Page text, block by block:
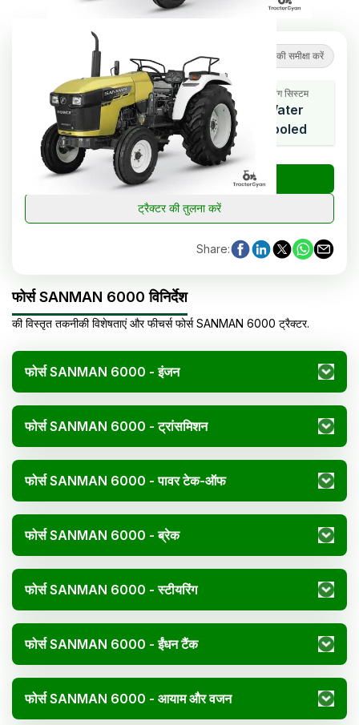
) ट्रैक्टर की समीक्षा करें
एचपी रेंज
50
सिलेंडर
3
कूलिंग सिस्टम
Water
Cooled
ट्रैक्टर की कीमत जांचें
ट्रैक्टर की तुलना करें
Share:
फोर्स SANMAN 6000 विनिर्देश
की विस्तृत तकनीकी विशेषताएं और फीचर्स फोर्स SANMAN 6000 ट्रैक्टर.
फोर्स SANMAN 6000 - इंजन
फोर्स SANMAN 6000 - ट्रांसमिशन
फोर्स SANMAN 6000 - पावर टेक-ऑफ
फोर्स SANMAN 6000 - ब्रेक
फोर्स SANMAN 6000 - स्टीयरिंग
फोर्स SANMAN 6000 - ईंधन टैंक
फोर्स SANMAN 6000 - आयाम और वजन